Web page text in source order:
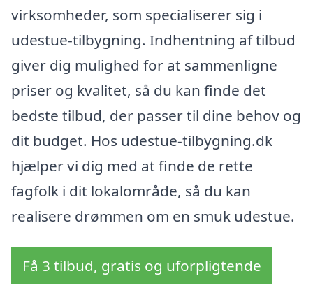
virksomheder, som specialiserer sig i
udestue-tilbygning. Indhentning af tilbud
giver dig mulighed for at sammenligne
priser og kvalitet, så du kan finde det
bedste tilbud, der passer til dine behov og
dit budget. Hos udestue-tilbygning.dk
hjælper vi dig med at finde de rette
fagfolk i dit lokalområde, så du kan
realisere drømmen om en smuk udestue.
Få 3 tilbud, gratis og uforpligtende